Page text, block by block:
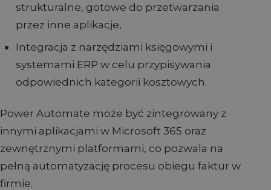
strukturalne, gotowe do przetwarzania
przez inne aplikacje,
Integracja z narzędziami księgowymi i
systemami ERP w celu przypisywania
odpowiednich kategorii kosztowych.
Power Automate może być zintegrowany z
innymi aplikacjami w Microsoft 365 oraz
zewnętrznymi platformami, co pozwala na
pełną automatyzację procesu obiegu faktur w
firmie.